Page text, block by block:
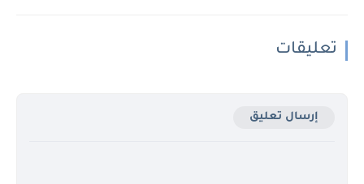
تعليقات
إرسال تعليق